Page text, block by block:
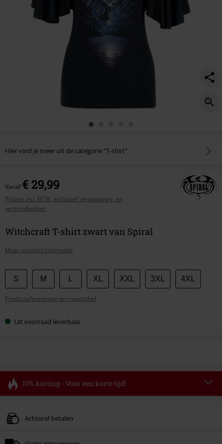
Hier vind je meer uit de categorie "T-shirt"
Vanaf€ 29,99
Prijzen incl. BTW, exclusief verpakkings- en
verzendkosten
Witchcraft T-shirt zwart van Spiral
Meer product informatie
Kies
je
maat
S M XL XXL 3XL 4XL
Productafmetingen en maattabel
Uit voorraad leverbaar
10% korting - Voor een korte tijd!
Geldig t/m 11-08-2026
Achteraf betalen